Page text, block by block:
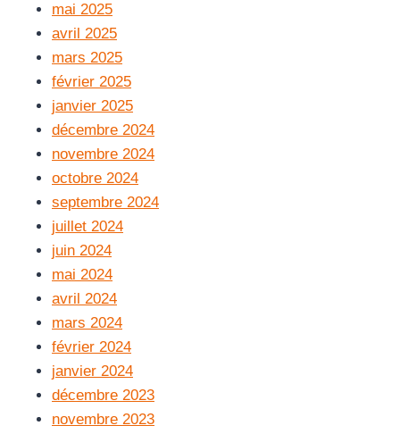
mai 2025
avril 2025
mars 2025
février 2025
janvier 2025
décembre 2024
novembre 2024
octobre 2024
septembre 2024
juillet 2024
juin 2024
mai 2024
avril 2024
mars 2024
février 2024
janvier 2024
décembre 2023
novembre 2023